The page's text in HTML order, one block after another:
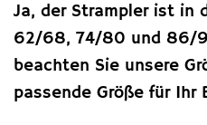
Ja, der Strampler ist in
62/68, 74/80 und 86/
beachten Sie unsere
passende Größe für Ihr